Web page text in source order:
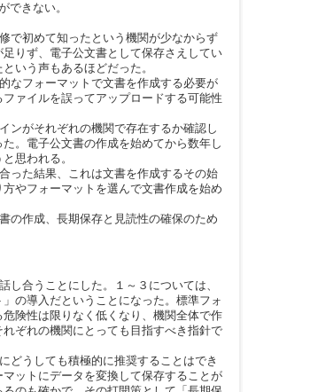
きない。
で初めて知ったという機関が少なからず
りず、電子公文書として保存さえしてい
いう声もあるほどだった。
なフォーマットで文書を作成する必要が
ァイルを誤ってアップロードする可能性
ンがそれぞれの機関で存在するか確認し
。電子公文書の作成を始めてから数年し
思われる。
った結果、これは文書を作成するその始
やフォーマットを選んで文書作成を始め
の作成、長期保存と見読性の確保のため
合うことにした。１～３については、
の導入だということになった。標準フォ
険性は限りなく低くなり、機関全体で作
ぞれの機関にとっても目指すべき指針で
どうしても積極的に推奨することはでき
ットにデータを変換して保存することが